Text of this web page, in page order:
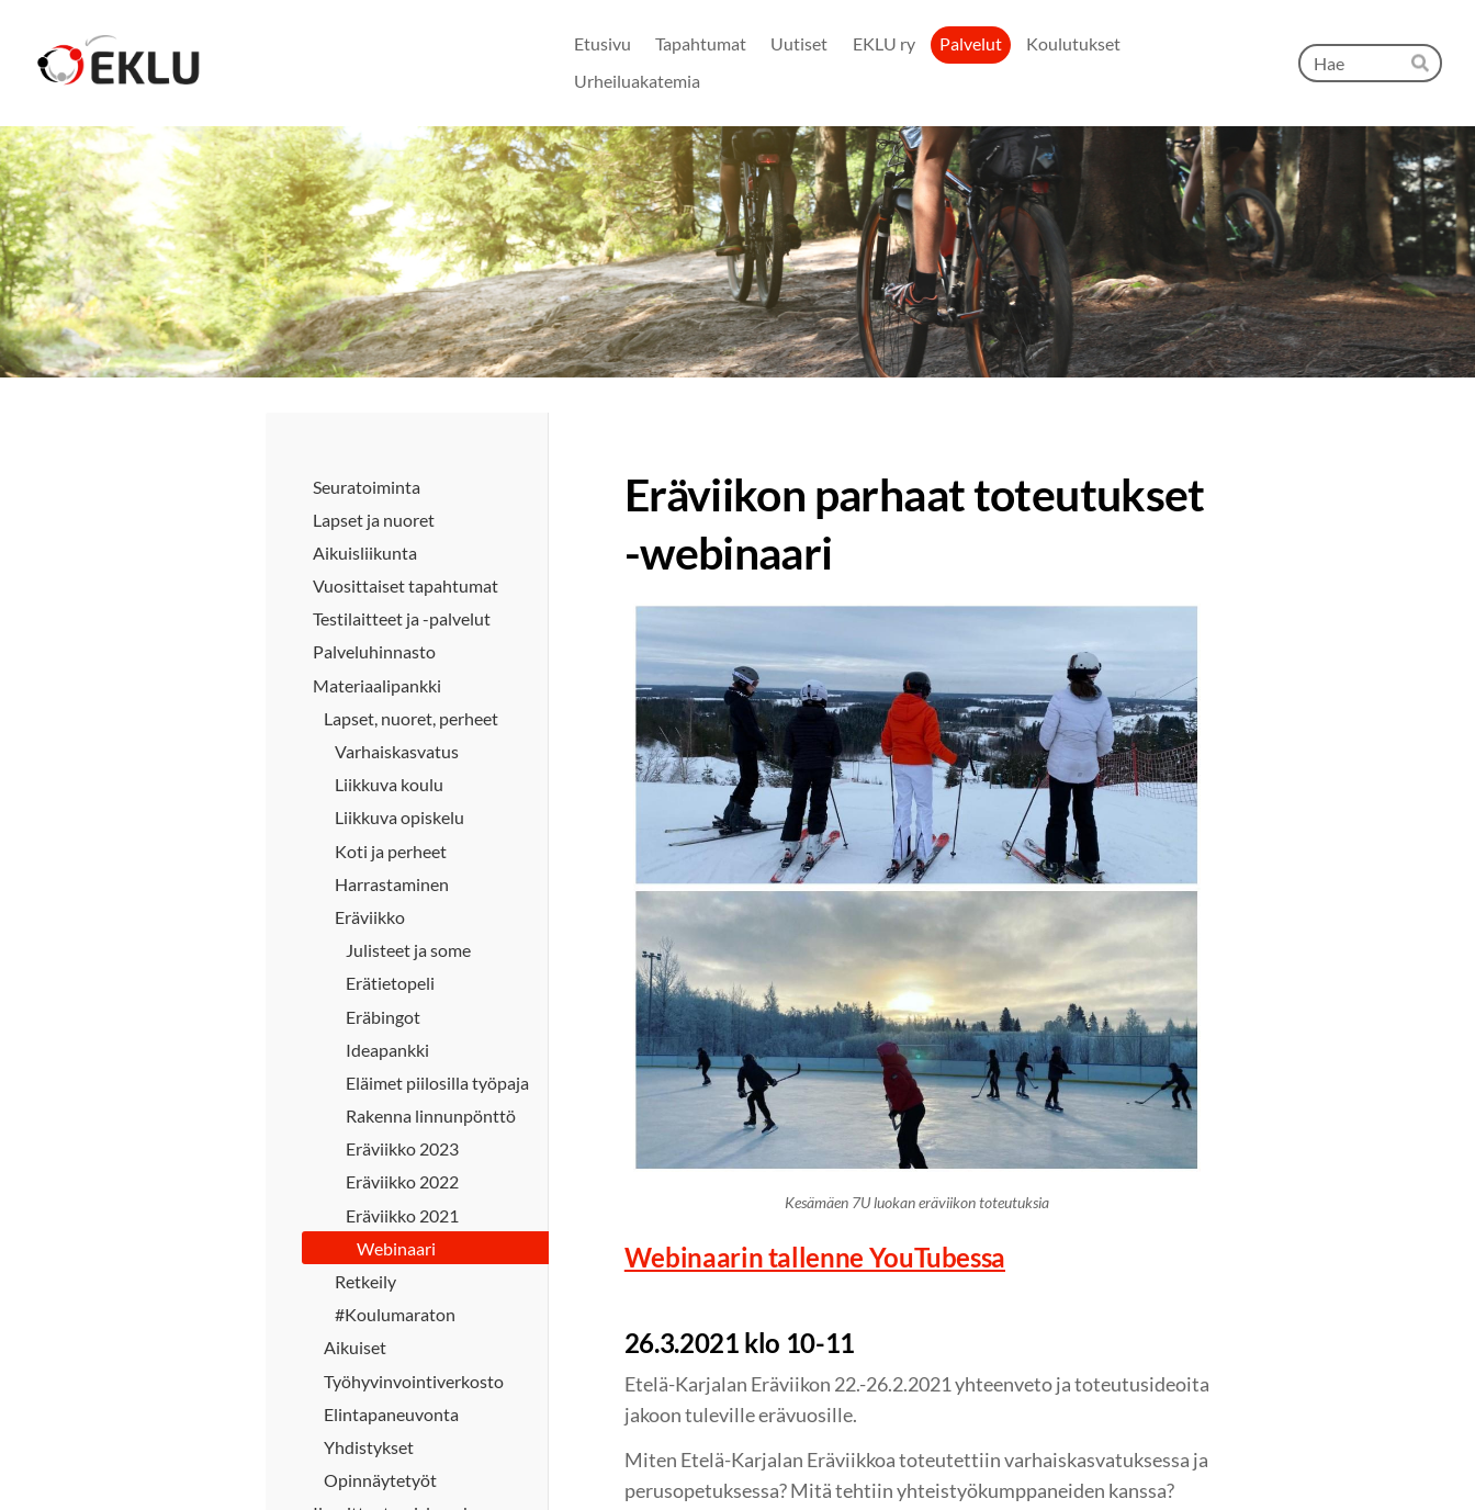
sivun
sisältöön
Etelä-Karjalan Liikunta ja Urheilu ry
Etusivu Tapahtumat Uutiset EKLU ry Palvelut
Koulutukset
Urheiluakatemia
Hae
Seuratoiminta
Lapset ja nuoret
Aikuisliikunta
Vuosittaiset tapahtumat
Testilaitteet ja -palvelut
Palveluhinnasto
Materiaalipankki
Lapset, nuoret, perheet
Varhaiskasvatus
Liikkuva koulu
Liikkuva opiskelu
Koti ja perheet
Harrastaminen
Eräviikko
Julisteet ja some
Erätietopeli
Eräbingot
Ideapankki
Eläimet piilosilla työpaja
Rakenna linnunpönttö
Eräviikko 2023
Eräviikko 2022
Eräviikko 2021
Webinaari
Retkeily
#Koulumaraton
Aikuiset
Työhyvinvointiverkosto
Elintapaneuvonta
Yhdistykset
Opinnäytetyöt
Eräviikon parhaat toteutukset
-webinaari
Kesämäen 7U luokan eräviikon toteutuksia
Webinaarin tallenne YouTubessa
26.3.2021 klo 10-11
Etelä-Karjalan Eräviikon 22.-26.2.2021 yhteenveto ja toteutusideoita
jakoon tuleville erävuosille.
Miten Etelä-Karjalan Eräviikkoa toteutettiin varhaiskasvatuksessa ja
perusopetuksessa? Mitä tehtiin yhteistyökumppaneiden kanssa?